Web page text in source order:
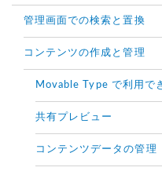
管理画面での検索と置換
コンテンツの作成と管理
Movable Type で利用で
共有プレビュー
コンテンツデータの管理